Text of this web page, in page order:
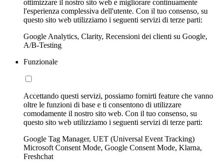
ottimizzare il nostro sito web e migliorare continuamente
l'esperienza complessiva dell'utente. Con il tuo consenso, su
questo sito web utilizziamo i seguenti servizi di terze parti:
Google Analytics, Clarity, Recensioni dei clienti su Google,
A/B-Testing
Funzionale
Accettando questi servizi, possiamo fornirti feature che vanno
oltre le funzioni di base e ti consentono di utilizzare
comodamente il nostro sito web. Con il tuo consenso, su
questo sito web utilizziamo i seguenti servizi di terze parti:
Google Tag Manager, UET (Universal Event Tracking)
Microsoft Consent Mode, Google Consent Mode, Klarna,
Freshchat